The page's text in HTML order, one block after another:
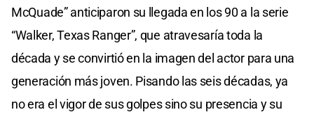
McQuade” anticiparon su llegada en los 90 a la serie
“Walker, Texas Ranger”, que atravesaría toda la
década y se convirtió en la imagen del actor para una
generación más joven. Pisando las seis décadas, ya
no era el vigor de sus golpes sino su presencia y su